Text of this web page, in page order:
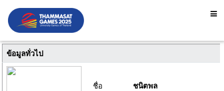
ข้อมูลทั่วไป
ชื่อ
ชนิตพล